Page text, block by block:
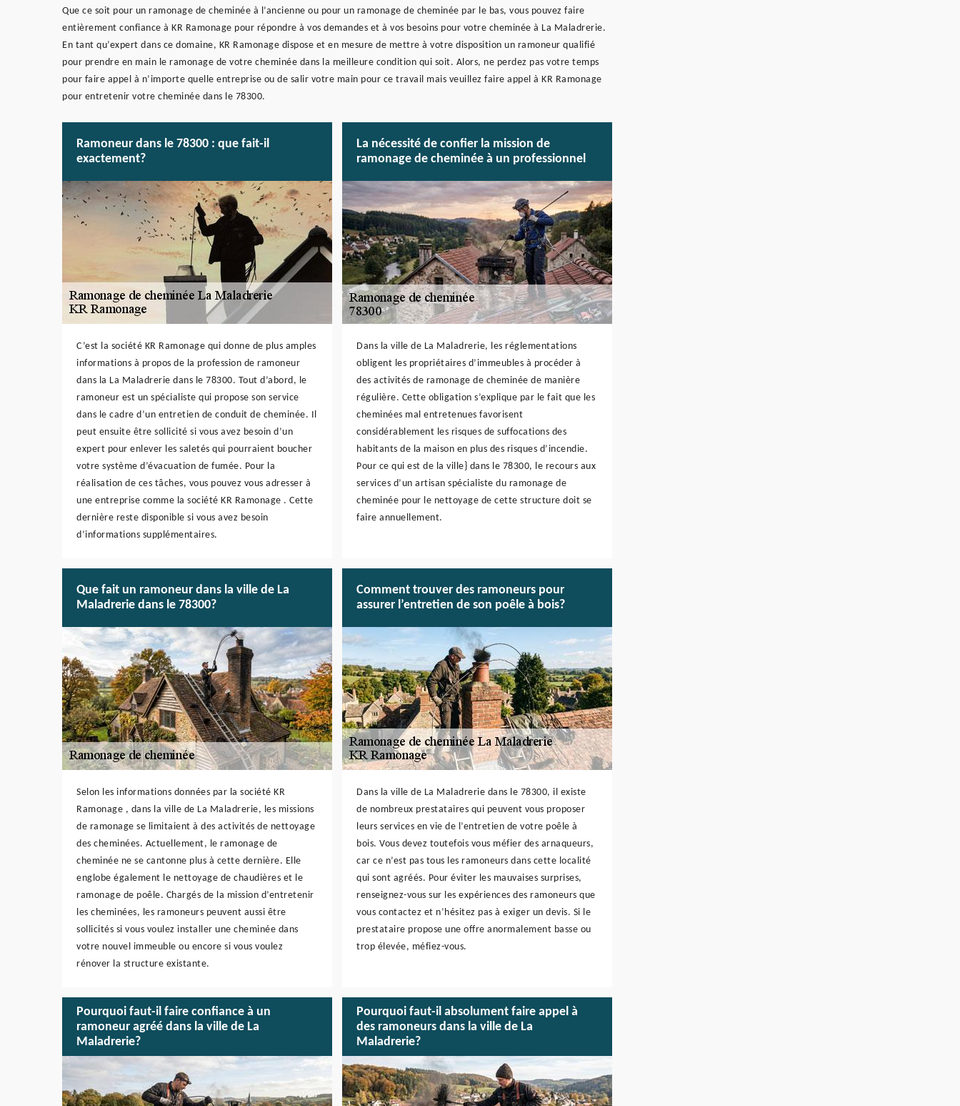
Que ce soit pour un ramonage de cheminée à l’ancienne ou pour un ramonage de cheminée par le bas, vous pouvez faire
entièrement confiance à KR Ramonage pour répondre à vos demandes et à vos besoins pour votre cheminée à La Maladrerie.
En tant qu’expert dans ce domaine, KR Ramonage dispose et en mesure de mettre à votre disposition un ramoneur qualifié
pour prendre en main le ramonage de votre cheminée dans la meilleure condition qui soit. Alors, ne perdez pas votre temps
pour faire appel à n’importe quelle entreprise ou de salir votre main pour ce travail mais veuillez faire appel à KR Ramonage
pour entretenir votre cheminée dans le 78300.
Ramoneur dans le 78300 : que fait-il
exactement?
C’est la société KR Ramonage qui donne de plus amples
informations à propos de la profession de ramoneur
dans la La Maladrerie dans le 78300. Tout d’abord, le
ramoneur est un spécialiste qui propose son service
dans le cadre d’un entretien de conduit de cheminée. Il
peut ensuite être sollicité si vous avez besoin d’un
expert pour enlever les saletés qui pourraient boucher
votre système d’évacuation de fumée. Pour la
réalisation de ces tâches, vous pouvez vous adresser à
une entreprise comme la société KR Ramonage . Cette
dernière reste disponible si vous avez besoin
d’informations supplémentaires.
La nécessité de confier la mission de
ramonage de cheminée à un professionnel
Dans la ville de La Maladrerie, les réglementations
obligent les propriétaires d’immeubles à procéder à
des activités de ramonage de cheminée de manière
régulière. Cette obligation s’explique par le fait que les
cheminées mal entretenues favorisent
considérablement les risques de suffocations des
habitants de la maison en plus des risques d’incendie.
Pour ce qui est de la ville} dans le 78300, le recours aux
services d’un artisan spécialiste du ramonage de
cheminée pour le nettoyage de cette structure doit se
faire annuellement.
Que fait un ramoneur dans la ville de La
Maladrerie dans le 78300?
Selon les informations données par la société KR
Ramonage , dans la ville de La Maladrerie, les missions
de ramonage se limitaient à des activités de nettoyage
des cheminées. Actuellement, le ramonage de
cheminée ne se cantonne plus à cette dernière. Elle
englobe également le nettoyage de chaudières et le
ramonage de poêle. Chargés de la mission d’entretenir
les cheminées, les ramoneurs peuvent aussi être
sollicités si vous voulez installer une cheminée dans
votre nouvel immeuble ou encore si vous voulez
rénover la structure existante.
Comment trouver des ramoneurs pour
assurer l’entretien de son poêle à bois?
Dans la ville de La Maladrerie dans le 78300, il existe
de nombreux prestataires qui peuvent vous proposer
leurs services en vie de l’entretien de votre poêle à
bois. Vous devez toutefois vous méfier des arnaqueurs,
car ce n’est pas tous les ramoneurs dans cette localité
qui sont agréés. Pour éviter les mauvaises surprises,
renseignez-vous sur les expériences des ramoneurs que
vous contactez et n’hésitez pas à exiger un devis. Si le
prestataire propose une offre anormalement basse ou
trop élevée, méfiez-vous.
Pourquoi faut-il faire confiance à un
ramoneur agréé dans la ville de La
Maladrerie?
Pourquoi faut-il absolument faire appel à
des ramoneurs dans la ville de La
Maladrerie?